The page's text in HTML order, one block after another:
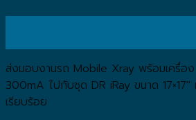
ส่งมอบงานรถ Mobile Xray พร้อมเครื่อ
300mA ไปกับชุด DR iRay ขนาด
เรียบร้อย